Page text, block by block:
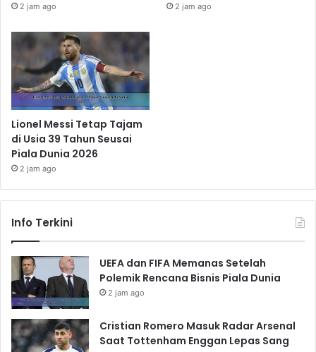
2 jam ago 2 jam ago
Lionel Messi Tetap Tajam
di Usia 39 Tahun Seusai
Piala Dunia 2026
2 jam ago
Info Terkini
UEFA dan FIFA Memanas Setelah
Polemik Rencana Bisnis Piala Dunia
2 jam ago
Cristian Romero Masuk Radar Arsenal
Saat Tottenham Enggan Lepas Sang